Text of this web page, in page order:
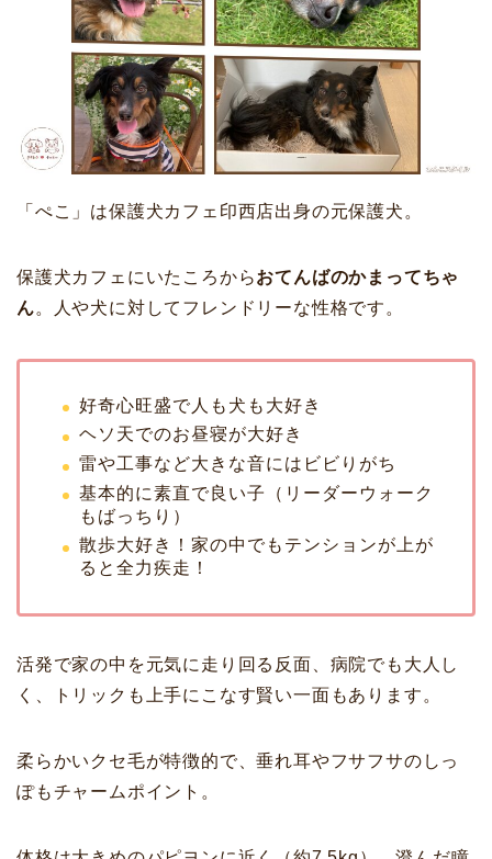
「ぺこ」は保護犬カフェ印西店出身の元保護犬。
保護犬カフェにいたころからおてんばのかまってちゃ
ん。人や犬に対してフレンドリーな性格です。
好奇心旺盛で人も犬も大好き
ヘソ天でのお昼寝が大好き
雷や工事など大きな音にはビビりがち
基本的に素直で良い子（リーダーウォーク
もばっちり）
散歩大好き！家の中でもテンションが上が
ると全力疾走！
活発で家の中を元気に走り回る反面、病院でも大人し
く、トリックも上手にこなす賢い一面もあります。
柔らかいクセ毛が特徴的で、垂れ耳やフサフサのしっ
ぽもチャームポイント。